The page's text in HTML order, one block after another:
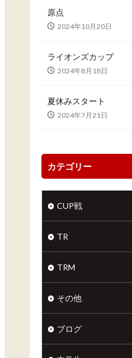
原点
2024年10月20日
ライオンズカップ
2024年8月18日
夏休みスタート
2024年7月21日
カテゴリー
CUP戦
TR
TRM
その他
ブログ